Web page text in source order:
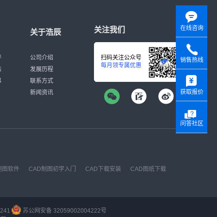
关于浩辰
公司介绍
发展历程
联系方式
新闻资讯
关注我们
扫码关注公众号
每月领专属优惠
图软件 CAD制图初学入门 CAD下载安装
CAD图纸下载
苏公网安备 32059002004222号
在线咨询
销售热线
获取报价
问答社区